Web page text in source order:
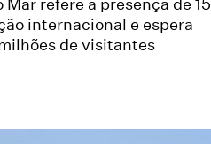
internacional e espera
de visitantes